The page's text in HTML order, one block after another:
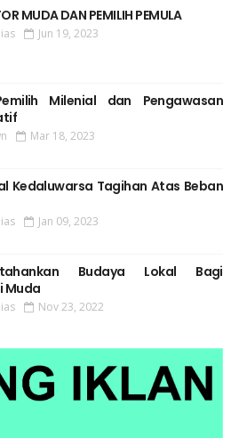
MUDA DAN PEMILIH PEMULA
Jun 19, 2023
Milenial dan Pengawasan
Mar 18, 2023
Kedaluwarsa Tagihan Atas Beban
Jan 09, 2023
Budaya Lokal Bagi
Muda
Nov 23, 2022